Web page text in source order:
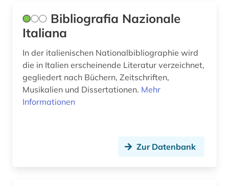
kreolische sprachen (1)
kultur (5)
kulturgeschichte (2)
kulturwissenschaften (96)
Bibliografia Nazionale
Italiana
In der italienischen Nationalbibliographie wird
die in Italien erscheinende Literatur verzeichnet,
gegliedert nach Büchern, Zeitschriften,
Musikalien und Dissertationen. Mehr
Informationen
Zur Datenbank